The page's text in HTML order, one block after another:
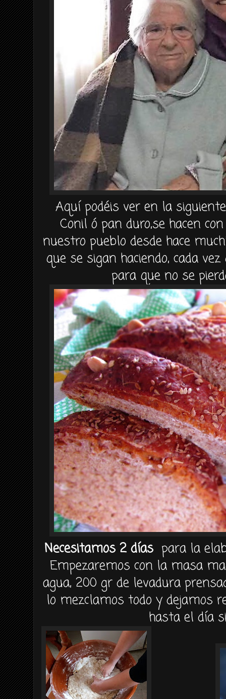
Aquí podéis ver en la
Conil ó pan duro,se hacen
nuestro pueblo desde hace
que se sigan haciendo, cada
para que no se
Necesitamos 2 días para la
Empezaremos con la masa
agua, 200 gr de levadura
lo mezclamos todo y dejamos
hasta el día